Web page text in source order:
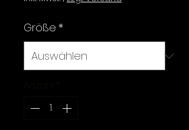
pro
Meter
Größe *